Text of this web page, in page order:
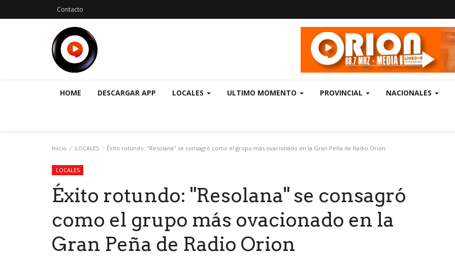
Contacto
HOME DESCARGAR APP LOCALES ULTIMO MOMENTO PROVINCIAL NACIONALES
Inicio LOCALES Éxito rotundo: "Resolana" se consagró como el grupo más ovacionado en la Gran Peña de Radio Orion
LOCALES
Éxito rotundo: "Resolana" se consagró
como el grupo más ovacionado en la
Gran Peña de Radio Orion